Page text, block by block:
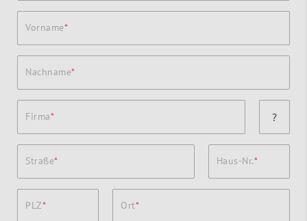
Vorname
Nachname
Firma ?
Straße Haus-Nr.
PLZ Ort